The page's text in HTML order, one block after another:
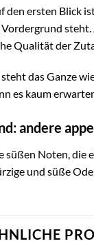
den ersten Blick
steht.
Qualität der
steht das Ganze
es kaum
andere
süßen Noten, die
und süße